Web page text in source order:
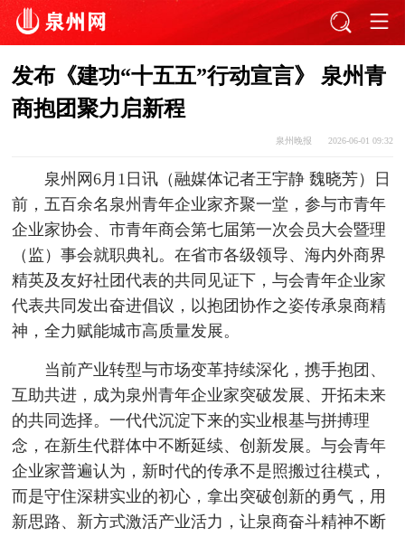
发布《建功“十五五”行动宣言》 泉州青
商抱团聚力启新程
泉州晚报 2026-06-01 09:32
泉州网6月1日讯（融媒体记者王宇静 魏晓芳）日
前，五百余名泉州青年企业家齐聚一堂，参与市青年
企业家协会、市青年商会第七届第一次会员大会暨理
（监）事会就职典礼。在省市各级领导、海内外商界
精英及友好社团代表的共同见证下，与会青年企业家
代表共同发出奋进倡议，以抱团协作之姿传承泉商精
神，全力赋能城市高质量发展。
当前产业转型与市场变革持续深化，携手抱团、
互助共进，成为泉州青年企业家突破发展、开拓未来
的共同选择。一代代沉淀下来的实业根基与拼搏理
念，在新生代群体中不断延续、创新发展。与会青年
企业家普遍认为，新时代的传承不是照搬过往模式，
而是守住深耕实业的初心，拿出突破创新的勇气，用
新思路、新方式激活产业活力，让泉商奋斗精神不断